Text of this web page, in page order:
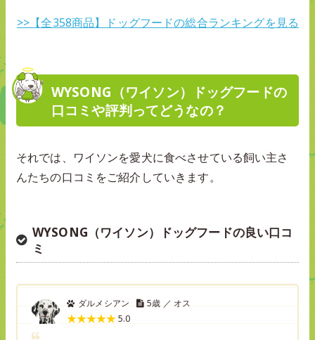
>>【全358商品】ドッグフードの総合ランキングを見る
WYSONG（ワイソン）ドッグフードの
口コミや評判ってどうなの？
それでは、ワイソンを愛犬に食べさせている飼い主さ
んたちの口コミをご紹介していきます。
WYSONG（ワイソン）ドッグフードの良い口コ
ミ
ダルメシアン
5歳 ／ オス
5.0